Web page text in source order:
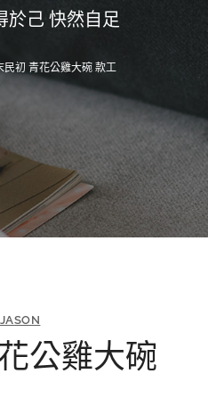
於己 快然自足
民初 青花公雞大碗 款工
JASON
公雞大碗